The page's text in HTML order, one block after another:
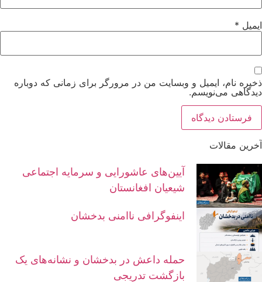
ایمیل *
ذخیره نام، ایمیل و وبسایت من در مرورگر برای زمانی که دوباره
دیدگاهی می‌نویسم.
آخرین مقالات
آیین‌های عاشورایی و سرمایه اجتماعی
شیعیان افغانستان
اینفوگرافی ناامنی بدخشان
حمله داعش در بدخشان و نشانه‌های یک
بازگشت تدریجی